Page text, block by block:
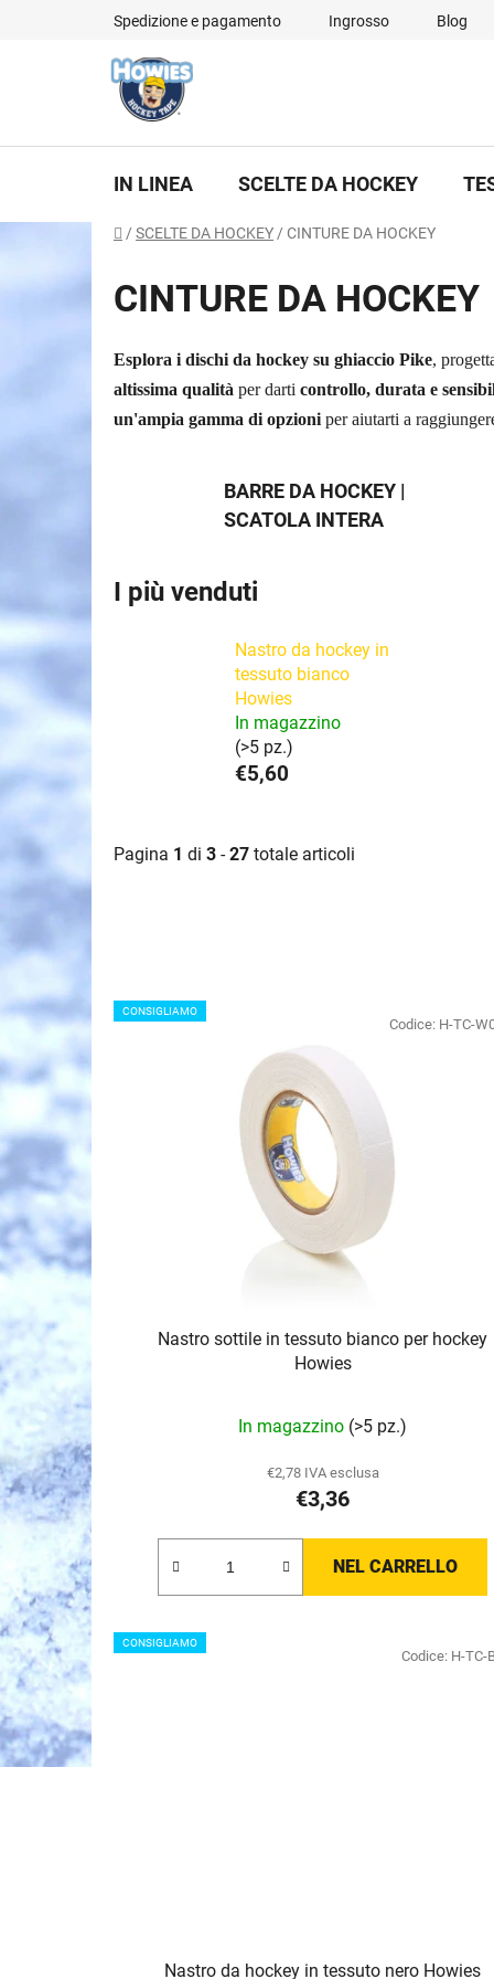
Spedizione e pagamento Ingrosso Blog
IN LINEA SCELTE DA HOCKEY
Casa
/ SCELTE DA HOCKEY / CINTURE DA HOCKEY
CINTURE DA HOCKEY
Esplora i dischi da hockey su ghiaccio Pike,
altissima qualità per darti controllo, durata e
un'ampia gamma di opzioni per aiutarti a
BARRE DA HOCKEY |
SCATOLA INTERA
I più venduti
Nastro da hockey in
tessuto bianco
Howies
In magazzino
(>5 pz.)
€5,60
Pagina 1 di 3 -27 totale articoli
E
l
CONSIGLIAMO
Nastro sottile in tessuto bianco per hockey
Howies
valutazione
media
del
In magazzino (>5 pz.)
€2,78 IVA esclusa
€3,36
NEL CARRELLO
Codice: H-TC-
CONSIGLIAMO
Nastro da hockey in tessuto nero Howies
Codice: H-TC-